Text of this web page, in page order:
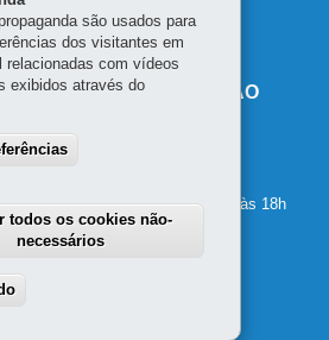
ESTADO DA EDUCAÇÃO
-Curitiba
de segunda a sexta-feira, das 8h às 18h
são usados para
dos visitantes em
relacionadas com vídeos
exibidos através do
todos os cookies não-
necessários